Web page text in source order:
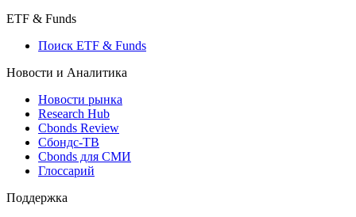
ETF & Funds
Поиск ETF & Funds
Новости и Аналитика
Новости рынка
Research Hub
Cbonds Review
Сбондс-ТВ
Cbonds для СМИ
Глоссарий
Поддержка